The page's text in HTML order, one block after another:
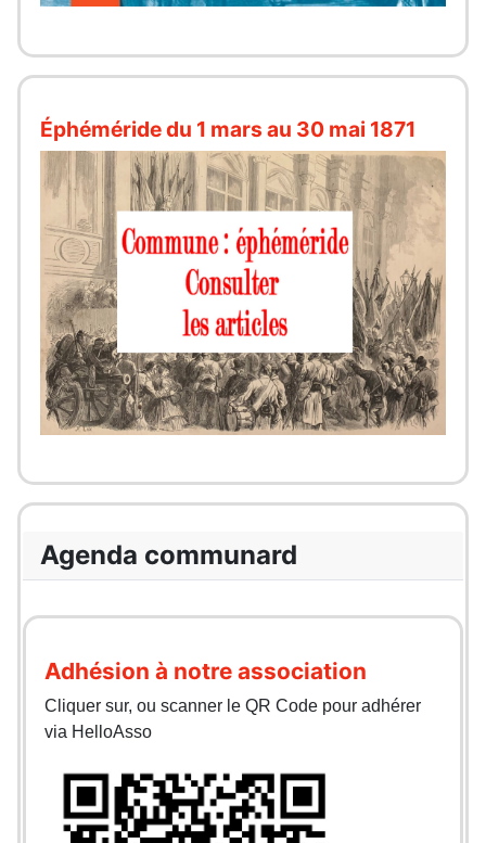
Éphéméride du 1 mars au 30 mai 1871
Agenda communard
Adhésion à notre association
Cliquer sur, ou scanner le QR Code pour adhérer
via HelloAsso